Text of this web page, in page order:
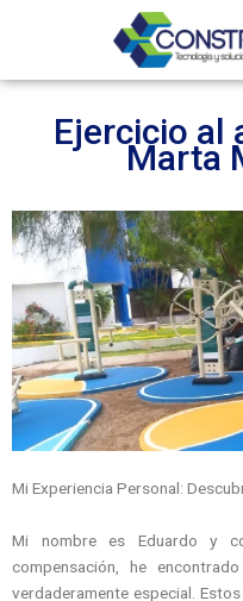
Ejercicio al
Marta
Mi Experiencia Personal:
Mi nombre es Eduardo y
compensación, he
verdaderamente especial.